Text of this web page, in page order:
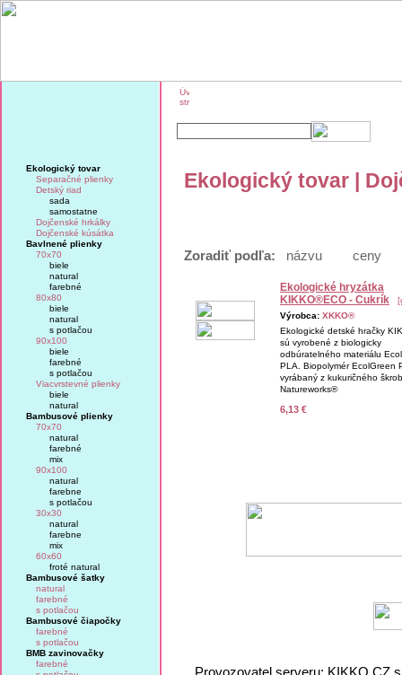
Ekologický tovar
Separačné plienky
Detský riad
sada
samostatne
Dojčenské hrkálky
Dojčenské kúsátka
Bavlnené plienky
70x70
biele
natural
farebné
80x80
biele
natural
s potlačou
90x100
biele
farebné
s potlačou
Viacvrstevné plienky
biele
natural
Bambusové plienky
70x70
natural
farebné
mix
90x100
natural
farebne
s potlačou
30x30
natural
farebne
mix
60x60
froté natural
Bambusové šatky
natural
farebné
s potlačou
Bambusové čiapočky
farebné
s potlačou
BMB zavinovačky
farebné
Ekologický tovar |
Zoradiť podľa: názvu ceny
Ekologické hryzátka
KIKKO®ECO - Cukrík
Výrobca: XKKO®
Ekologické detské hračky
sú vyrobené z biologicky
odbúratelného materiálu
PLA. Biopolymér EcolGreen
vyrábaný z kukuričného
Natureworks®
6,13 €
Provozovatel serveru: KIKKO CZ